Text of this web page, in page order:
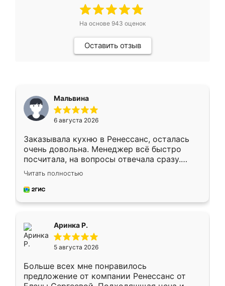
На основе 943 оценок
Оставить отзыв
Мальвина
6 августа 2026
Заказывала кухню в Ренессанс, осталась
очень довольна. Менеджер всё быстро
посчитала, на вопросы отвечала сразу.
Замерщик приехал в субботу, подошёл к
делу со всей ответственностью. Собрали
за день, ребята работали аккуратно, даже
Читать полностью
Аринка Р.
5 августа 2026
Больше всех мне понравилось
предложение от компании Ренессанс от